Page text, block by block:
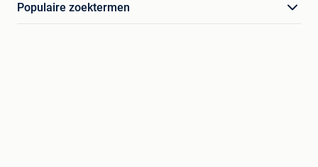
Populaire zoektermen